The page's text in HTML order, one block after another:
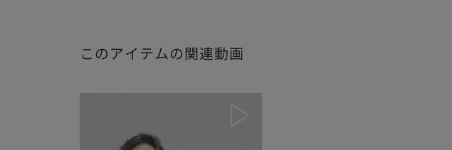
このアイテムの関連動画